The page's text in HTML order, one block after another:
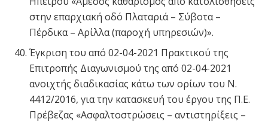
στην επαρχιακή οδό Πλαταριά – Σύβοτα –
Πέρδικα – Αρίλλα (παροχή υπηρεσιών)».
Έγκριση του από 02-04-2021 Πρακτικού της
Επιτροπής Διαγωνισμού της από 02-04-2021
ανοιχτής διαδικασίας κάτω των ορίων του Ν.
4412/2016, για την κατασκευή του έργου της Π.Ε.
Πρέβεζας «Ασφαλτοστρώσεις – αντιστηρίξεις –